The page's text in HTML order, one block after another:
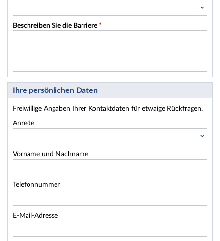
Beschreiben Sie die Barriere *
Ihre persönlichen Daten
Freiwillige Angaben Ihrer Kontaktdaten für etwaige Rückfragen.
Anrede
Vorname und Nachname
Telefonnummer
E-Mail-Adresse